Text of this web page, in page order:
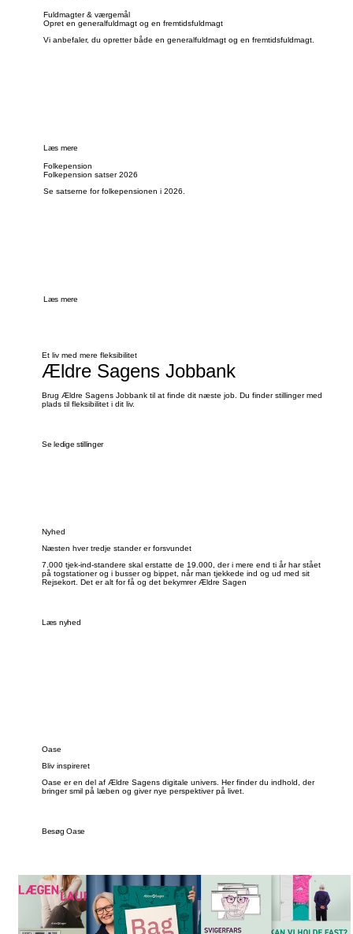
Fuldmagter & værgemål
Opret en generalfuldmagt og en fremtidsfuldmagt
Vi anbefaler, du opretter både en generalfuldmagt og en fremtidsfuldmagt.
Læs mere
Folkepension
Folkepension satser 2026
Se satserne for folkepensionen i 2026.
Læs mere
Et liv med mere fleksibilitet
Ældre Sagens Jobbank
Brug Ældre Sagens Jobbank til at finde dit næste job. Du finder stillinger med
plads til fleksibilitet i dit liv.
Se ledige stillinger
Nyhed
Næsten hver tredje stander er forsvundet
7.000 tjek-ind-standere skal erstatte de 19.000, der i mere end ti år har stået
på togstationer og i busser og bippet, når man tjekkede ind og ud med sit
Rejsekort. Det er alt for få og det bekymrer Ældre Sagen
Læs nyhed
Oase
Bliv inspireret
Oase er en del af Ældre Sagens digitale univers. Her finder du indhold, der
bringer smil på læben og giver nye perspektiver på livet.
Besøg Oase